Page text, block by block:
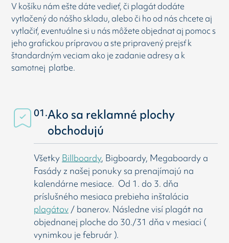
V košíku nám ešte dáte vedieť, či plagát dodáte
vytlačený do nášho skladu, alebo či ho od nás chcete aj
vytlačiť, eventuálne si u nás môžete objednat aj pomoc s
jeho grafickou prípravou a ste pripravený prejsť k
štandardným veciam ako je zadanie adresy a k
samotnej platbe.
01.Ako sa reklamné plochy
obchodujú
Všetky Billboardy, Bigboardy, Megaboardy a
Fasády z našej ponuky sa prenajímajú na
kalendárne mesiace. Od 1. do 3. dňa
príslušného mesiaca prebieha inštalácia
plagátov / banerov. Následne visí plagát na
objednanej ploche do 30./31 dňa v mesiaci (
vynimkou je február ).